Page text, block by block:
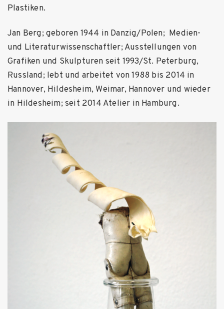
Plastiken.
Jan Berg; geboren 1944 in Danzig/Polen; Medien-
und Literaturwissenschaftler; Ausstellungen von
Grafiken und Skulpturen seit 1993/St. Peterburg,
Russland; lebt und arbeitet von 1988 bis 2014 in
Hannover, Hildesheim, Weimar, Hannover und wieder
in Hildesheim; seit 2014 Atelier in Hamburg.